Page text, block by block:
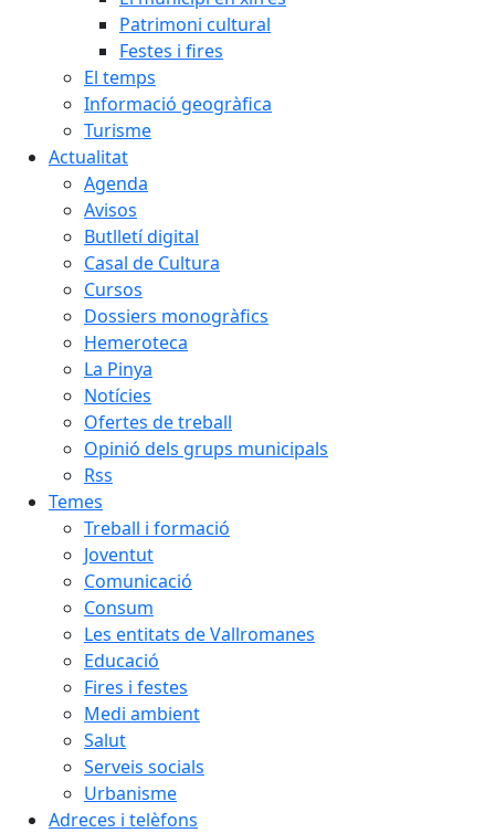
Patrimoni cultural
Festes i fires
El temps
Informació geogràfica
Turisme
Actualitat
Agenda
Avisos
Butlletí digital
Casal de Cultura
Cursos
Dossiers monogràfics
Hemeroteca
La Pinya
Notícies
Ofertes de treball
Opinió dels grups municipals
Rss
Temes
Treball i formació
Joventut
Comunicació
Consum
Les entitats de Vallromanes
Educació
Fires i festes
Medi ambient
Salut
Serveis socials
Urbanisme
Adreces i telèfons